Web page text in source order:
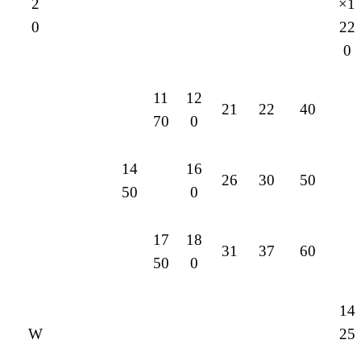
2
0
×1
22
0
11
70
12
0
21 22 40
14
50
16
0
26 30 50
17
50
18
0
31 37 60
W
14
25